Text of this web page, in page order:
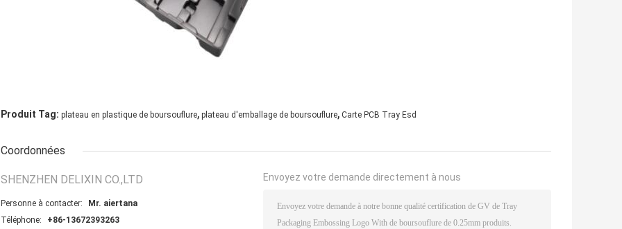
Produit Tag: plateau en plastique de boursouflure, plateau d'emballage de boursouflure, Carte PCB Tray Esd
Coordonnées
SHENZHEN DELIXIN CO.,LTD
Personne à contacter:
Mr. aiertana
Téléphone:
+86-13672393263
Envoyez votre demande directement à nous